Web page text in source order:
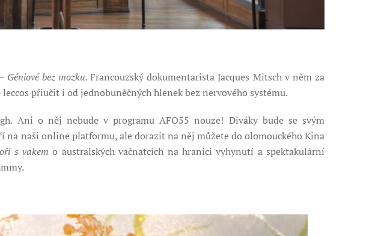
Géniové bez mozku.Francouzský dokumentarista Jacques Mitsch v něm za
přiučit i od jednobuněčných hlenek bez nervového systému.
Ani o něj nebude v programu AFO55 nouze! Diváky bude se svým
na naši online platformu, ale dorazit na něj můžete do olomouckého Kina
s vakem o australských vačnatcích na hranici vyhynutí a spektakulární